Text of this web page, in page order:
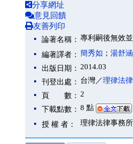
分享網址
意見回饋
友善列印
論著名稱： 專利嗣後無效
編著譯者： 簡秀如 ； 湯舒涵
出版日期： 2014.03
刊登出處： 台灣／理律法
頁 數： 2
下載點數： 8 點
授 權 者： 理律法律事務所